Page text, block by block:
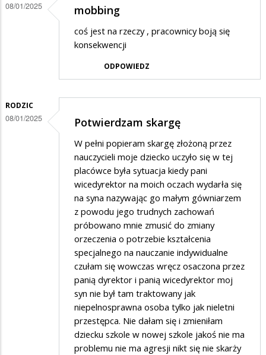
08/01/2025 mobbing
coś jest na rzeczy , pracownicy boją się
konsekwencji
ODPOWIEDZ
RODZIC
08/01/2025 Potwierdzam skargę
W pełni popieram skargę złożoną przez
nauczycieli moje dziecko uczyło się w tej
placówce była sytuacja kiedy pani
wicedyrektor na moich oczach wydarła się
na syna nazywając go małym gówniarzem
z powodu jego trudnych zachowań
próbowano mnie zmusić do zmiany
orzeczenia o potrzebie kształcenia
specjalnego na nauczanie indywidualne
czułam się wowczas wręcz osaczona przez
panią dyrektor i panią wicedyrektor moj
syn nie był tam traktowany jak
niepelnosprawna osoba tylko jak nieletni
przestępca. Nie dałam się i zmieniłam
dziecku szkole w nowej szkole jakoś nie ma
problemu nie ma agresji nikt się nie skarży